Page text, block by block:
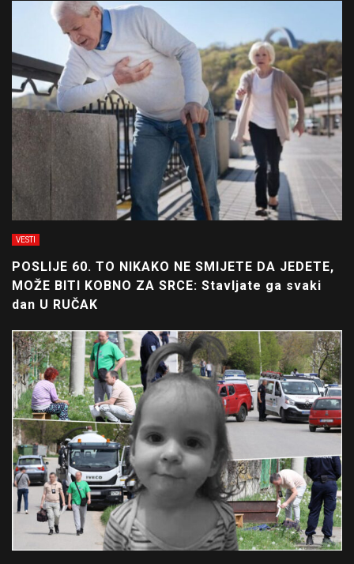
VESTI
POSLIJE 60. TO NIKAKO NE SMIJETE DA JEDETE,
MOŽE BITI KOBNO ZA SRCE: Stavljate ga svaki
dan U RUČAK